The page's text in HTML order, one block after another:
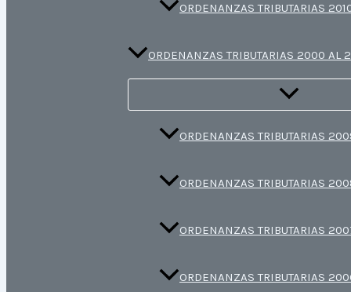
ORDENANZAS TRIBUTARIAS
ORDENANZAS TRIBUTARIAS 2000 AL
ORDENANZAS TRIBUTARIAS
ORDENANZAS TRIBUTARIAS
ORDENANZAS TRIBUTARIAS
ORDENANZAS TRIBUTARIAS